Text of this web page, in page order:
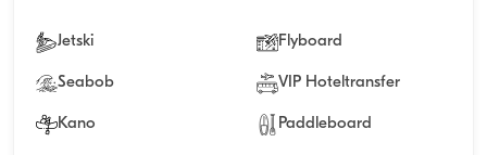
Jetski Flyboard
Seabob VIP Hoteltransfer
Kano Paddleboard